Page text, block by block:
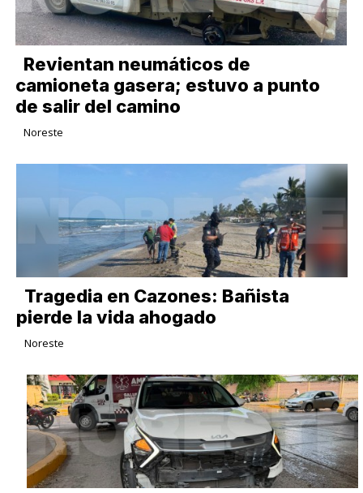
Revientan neumáticos de
camioneta gasera; estuvo a punto
de salir del camino
Noreste
Tragedia en Cazones: Bañista
pierde la vida ahogado
Noreste